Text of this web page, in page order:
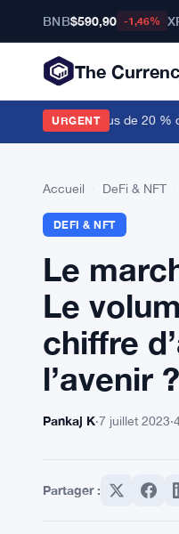
BNB$590,90 -1,46%
The
URGENT
Nvidia, plus de 20 % des
Accueil DeFi & NFT
DEFI & NFT
Le
Le
chiffre
l’avenir ?
Pankaj K·7 juillet 2023·
Partager :